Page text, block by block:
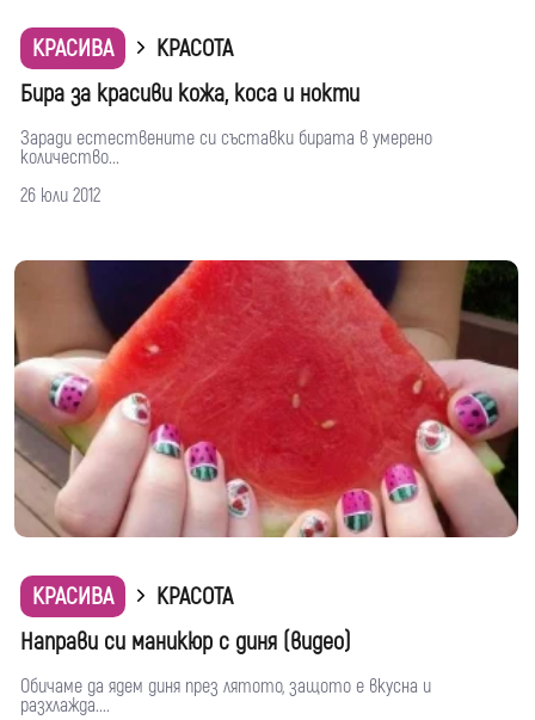
КРАСИВА
КРАСОТА
Бира за красиви кожа, коса и нокти
Заради естествените си съставки бирата в умерено
количество...
26 юли 2012
КРАСИВА
КРАСОТА
Направи си маникюр с диня (видео)
Обичаме да ядем диня през лятото, защото е вкусна и
разхлажда....